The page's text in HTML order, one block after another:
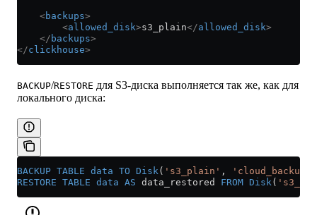
    <
backups>
        <
allowed_disk>s3_plain</allowed_disk>
    </
backups>
</clickhouse>
BACKUP/RESTORE для S3-диска выполняется так же, как для
локального диска:
BACKUP TABLE data TO Disk( 's3_plain' , 'cloud_backup'
RESTORE TABLE data AS data_restored FROM Disk(